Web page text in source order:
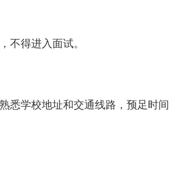
不得进入面试。
悉学校地址和交通线路，预足时